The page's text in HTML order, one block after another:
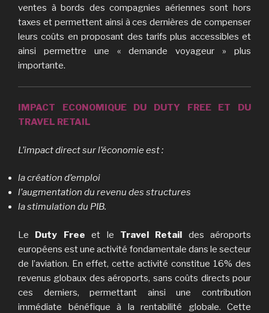
ventes à bords des compagnies aériennes sont hors
taxes et permettent ainsi à ces dernières de compenser
leurs coûts en proposant des tarifs plus accessibles et
ainsi permettre une « demande voyageur » plus
importante.
IMPACT ECONOMIQUE DU DUTY FREE ET DU
TRAVEL RETAIL
L’impact direct sur l’économie est :
la création d’emploi
l’augmentation du revenu des structures
la stimulation du PIB.
Le Duty Free et le Travel Retail des aéroports
européens est une activité fondamentale dans le secteur
de l’aviation. En effet, cette activité constitue 16% des
revenus globaux des aéroports, sans coûts directs pour
ces derniers, permettant ainsi une contribution
immédiate bénéfique à la rentabilité globale. Cette